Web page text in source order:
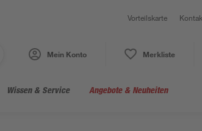
Vorteilskarte
Mein Konto Merkliste
Wissen & Service Angebote & Neuheiten